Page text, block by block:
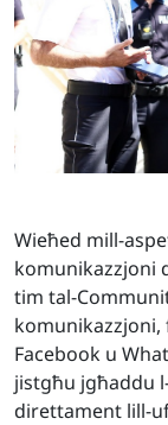
Wieħed mill-
komunikazzjoni
tim tal-
Facebook u
jistgħu jgħaddu
direttament lill-